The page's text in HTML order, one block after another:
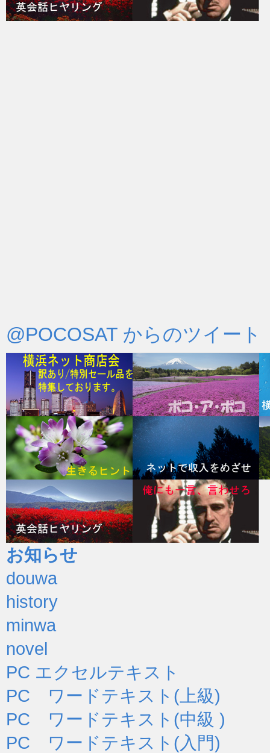
@POCOSAT からのツイート
お知らせ
douwa
history
minwa
novel
PC エクセルテキスト
PC ワードテキスト(上級)
PC ワードテキスト(中級 )
PC ワードテキスト(入門)